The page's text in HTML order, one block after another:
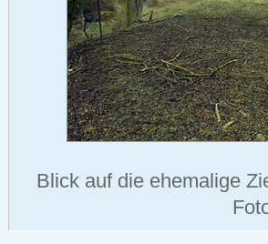
Blick auf die ehemalige